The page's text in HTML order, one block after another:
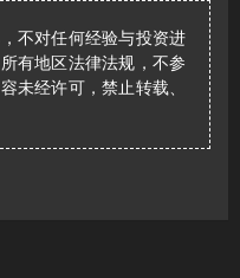
不对任何经验与投资进
有地区法律法规，不参
未经许可，禁止转载、